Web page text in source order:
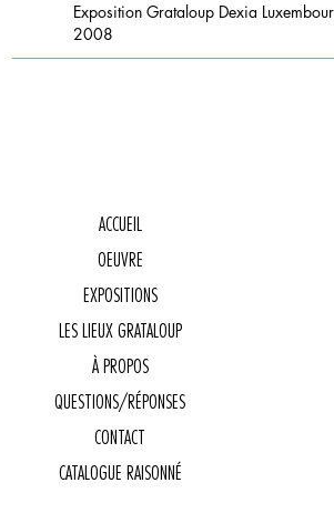
Exposition Grataloup Dexia
2008
ACCUEIL
OEUVRE
EXPOSITIONS
LES LIEUX GRATALOUP
À PROPOS
QUESTIONS/RÉPONSES
CONTACT
CATALOGUE RAISONNÉ